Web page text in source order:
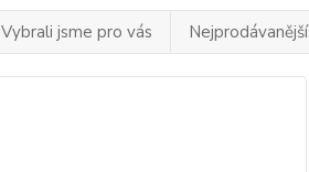
Vybrali jsme pro vás Nejprodávanější